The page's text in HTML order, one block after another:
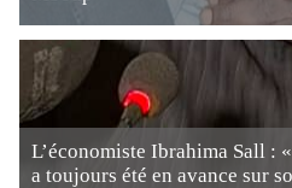
L’économiste Ibrahima Sall :
a toujours été en avance sur